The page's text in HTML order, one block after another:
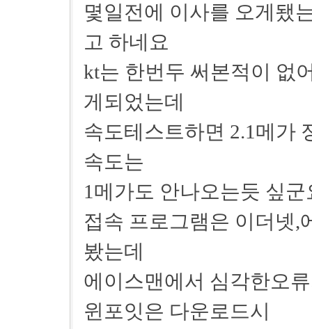
몇일전에 이사를 오게됐
고 하네요
kt는 한번두 써본적이 없
게되었는데
속도테스트하면 2.1메가
속도는
1메가도 안나오는듯 싶군
접속 프로그램은 이더넷,
봤는데
에이스맨에서 심각한오
윈포잇은 다운로드시